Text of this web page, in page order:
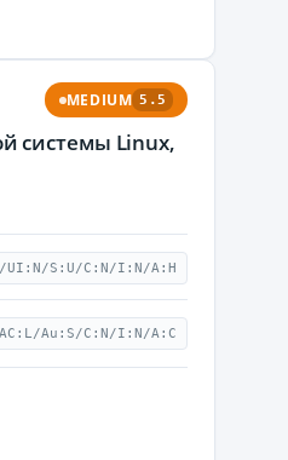
MEDIUM 5.5
системы Linux,
UI:N/S:U/C:N/I:N/A:H
Au:S/C:N/I:N/A:C